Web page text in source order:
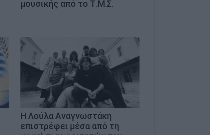
μουσικής από το Τ.Μ.Σ.
Η Λούλα Αναγνωστάκη
επιστρέφει μέσα από τη